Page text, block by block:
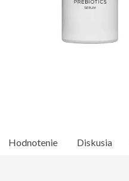
Hodnotenie Diskusia